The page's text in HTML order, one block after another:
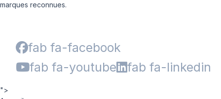
marques reconnues.
fab fa-facebook
fab fa-youtube
fab fa-linkedin
">